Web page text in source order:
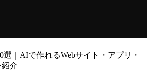
選｜AIで作れるWebサイト・アプリ・
介